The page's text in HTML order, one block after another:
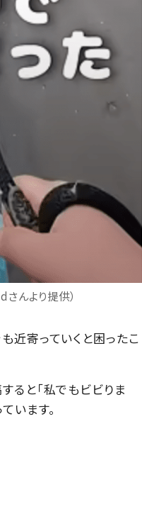
んより提供）
近寄っていくと困ったこ
と「私でもビビりま
います。